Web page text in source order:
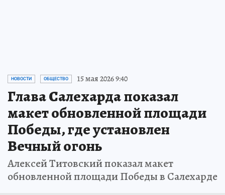
НОВОСТИ ОБЩЕСТВО 15 мая 2026 9:40
Глава Салехарда показал
макет обновленной площади
Победы, где установлен
Вечный огонь
Алексей Титовский показал макет
обновленной площади Победы в Салехарде